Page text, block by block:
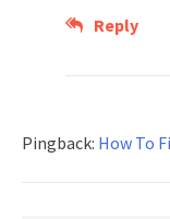
Reply
Pingback: How To